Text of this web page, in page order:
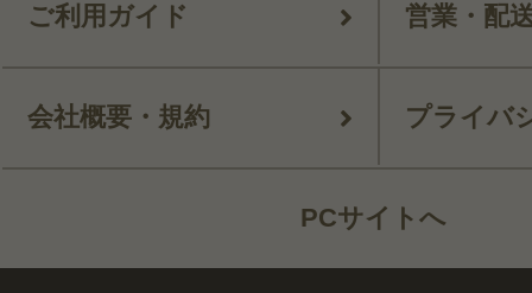
ご利用ガイド 営業・配
会社概要・規約 プライバ
PCサイトへ